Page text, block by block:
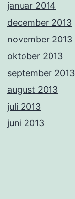
januar 2014
december 2013
november 2013
oktober 2013
september 2013
august 2013
juli 2013
juni 2013